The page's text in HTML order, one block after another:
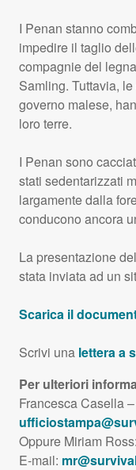
I Penan stanno
impedire il taglio
compagnie del
Samling. Tuttavia,
governo malese,
loro terre.
I Penan sono
stati sedentarizzati
largamente dalla
conducono ancora
La presentazione
stata inviata ad un
Scarica il
Scrivi una lettera a
Per ulteriori
Francesca Casella
Oppure Miriam
E-mail: